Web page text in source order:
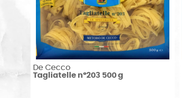
De Cecco
Tagliatelle n°203 500 g